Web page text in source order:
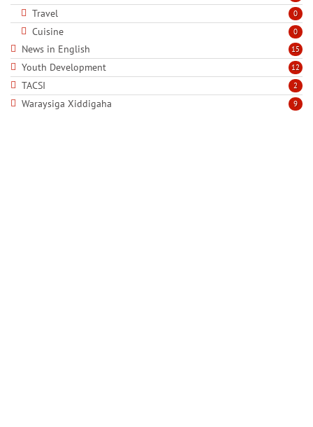
0
Travel
0
Cuisine
15
News in English
12
Youth Development
2
TACSI
9
Waraysiga Xiddigaha